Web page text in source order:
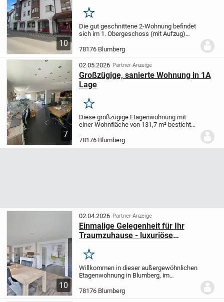
10
Merken
Die gut geschnittene 2-Wohnung befindet
sich im 1. Obergeschoss (mit Aufzug)
zentraler Lage der Stadt Blumberg.
Wohnung bietet auf ca. 52 qm
Wohnfläche...
78176 Blumberg
7
02.05.2026 Partner-Anzeige
Großzügige, sanierte Wohnung in 1A
Lage
Merken
Diese großzügige Etagenwohnung mit
einer Wohnfläche von 131,7 m² besticht
Atmosphäre. Das Gebäude verfügt über
eine Zentralheizung, einen Keller und
78176 Blumberg
10
02.04.2026 Partner-Anzeige
Einmalige Gelegenheit für Ihr
Traumzuhause - luxuriöse
Wohnkomfort
Merken
Willkommen in dieser außergewöhnlichen
Etagenwohnung in Blumberg, im
das Stil, Komfort und Lebensqualität auf
eindrucksvolle Weise miteinander
78176 Blumberg